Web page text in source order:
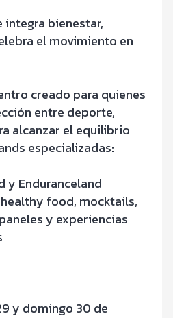
integra bienestar,
el movimiento en
creado para quienes
entre deporte,
alcanzar el equilibrio
especializadas:
y Enduranceland
healthy food, mocktails,
y experiencias
y domingo 30 de